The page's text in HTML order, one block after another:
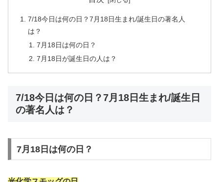
7/18今日は何の日？7月18日生まれ/誕生日の著名人
は？
7月18日は何の日？
7月18日が誕生日の人は？
7/18今日は何の日？7月18日生まれ/誕生日
の著名人は？
7月18日は何の日？